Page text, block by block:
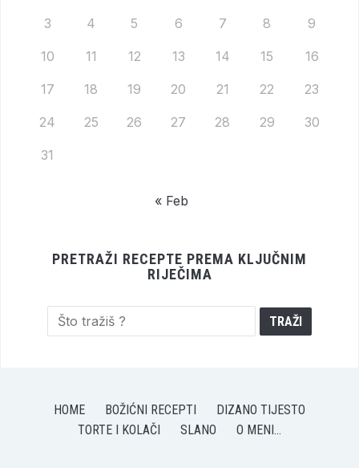
3 4 5 6 7 8 9
10 11 12 13 14 15 16
17 18 19 20 21 22 23
24 25 26 27 28 29 30
31
« Feb
PRETRAŽI RECEPTE PREMA KLJUČNIM
RIJEČIMA
HOME BOŽIĆNI RECEPTI
DIZANO TIJESTO
TORTE I KOLAČI
SLANO O MENI…